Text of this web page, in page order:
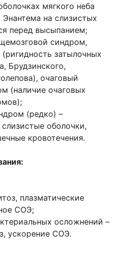
мягкого неба
на слизистых
перед высыпанием;
синдром,
затылочных
Брудзинского,
очаговый
(наличие очаговых
(редко) –
оболочки,
кровотечения.
плазматические
СОЭ;
осложнений –
ускорение СОЭ.